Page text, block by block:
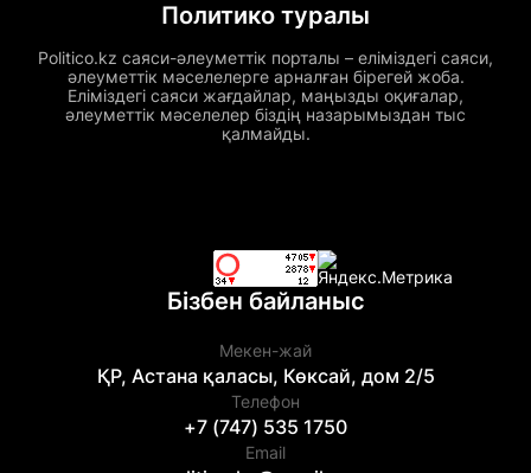
Политико туралы
Politico.kz саяси-әлеуметтік порталы – еліміздегі саяси,
әлеуметтік мәселелерге арналған бірегей жоба.
Еліміздегі саяси жағдайлар, маңызды оқиғалар,
әлеуметтік мәселелер біздің назарымыздан тыс
қалмайды.
Бізбен байланыс
Мекен-жай
ҚР, Астана қаласы, Көксай, дом 2/5
Телефон
+7 (747) 535 1750
Email